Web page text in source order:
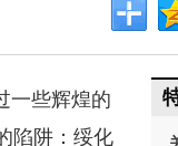
一些辉煌的
陷阱：绥化